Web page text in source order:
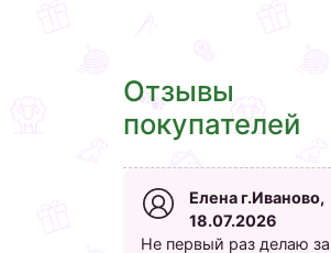
Отзывы
покупателей
Елена г.Иваново,
18.07.2026
Не первый раз делаю